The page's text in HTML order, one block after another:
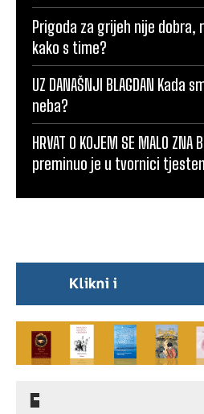
Prigoda za grijeh nije dobra,
kako s time?
UZ DANAŠNJI BLAGDAN
neba?
HRVAT O KOJEM SE MALO
preminuo je u tvornici